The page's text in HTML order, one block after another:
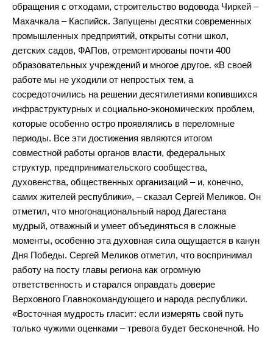
обращения с отходами, строительство водовода Чиркей –
Махачкала – Каспийск. Запущены десятки современных
промышленных предприятий, открыты сотни школ,
детских садов, ФАПов, отремонтированы почти 400
образовательных учреждений и многое другое. «В своей
работе мы не уходили от непростых тем, а
сосредоточились на решении десятилетиями копившихся
инфраструктурных и социально-экономических проблем,
которые особенно остро проявлялись в переломные
периоды. Все эти достижения являются итогом
совместной работы органов власти, федеральных
структур, предпринимательского сообщества,
духовенства, общественных организаций – и, конечно,
самих жителей республики», – сказал Сергей Меликов. Он
отметил, что многонациональный народ Дагестана
мудрый, отважный и умеет объединяться в сложные
моменты, особенно эта духовная сила ощущается в канун
Дня Победы. Сергей Меликов отметил, что воспринимал
работу на посту главы региона как огромную
ответственность и старался оправдать доверие
Верховного Главнокомандующего и народа республики.
«Восточная мудрость гласит: если измерять свой путь
только чужими оценками – тревога будет бесконечной. Но